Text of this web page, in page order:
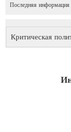
Критическая
Последняя информация